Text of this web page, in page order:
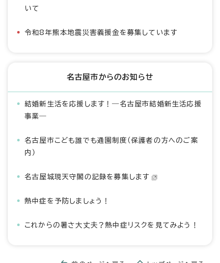
いて
令和8年熊本地震災害義援金を募集しています
名古屋市からのお知らせ
結婚新生活を応援します！―名古屋市結婚新生活応援
事業―
名古屋市こども誰でも通園制度（保護者の方へのご案
内）
名古屋城現天守閣の記録を募集します
熱中症を予防しましょう！
これからの暑さ大丈夫？熱中症リスクを見てみよう！